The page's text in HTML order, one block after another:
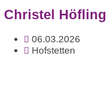
Christel Höfling
06.03.2026
Hofstetten